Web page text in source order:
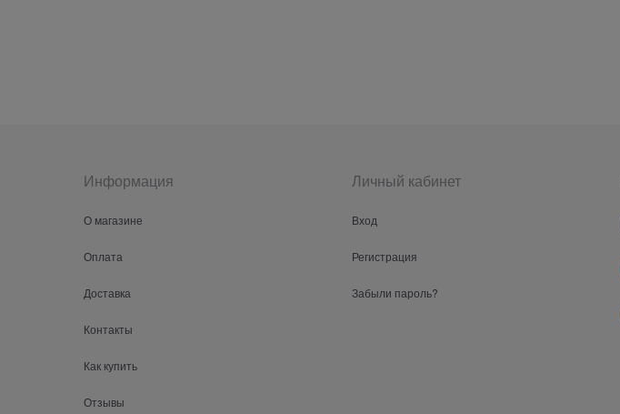
Информация
О магазине
Оплата
Доставка
Контакты
Как купить
Отзывы
Личный кабинет
Вход
Регистрация
Забыли пароль?